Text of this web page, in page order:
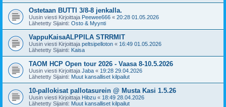
Ostetaan BUTTI 3/8-8 jenkalla.
Uusin viesti Kirjoittaja Peewee666 « 20:28 01.05.2026
Lähetetty Sijainti: Osto & Myynti
VappuKaisaALPPILA STRRMIT
Uusin viesti Kirjoittaja peltsipelloton « 16:49 01.05.2026
Lähetetty Sijainti: Kaisa
TAOM HCP Open tour 2026 - Vaasa 8-10.5.2026
Uusin viesti Kirjoittaja Jaba « 19:28 29.04.2026
Lähetetty Sijainti: Muut kansalliset kilpailut
10-pallokisat pallotasurein @ Musta Kasi 1.5.26
Uusin viesti Kirjoittaja Hibzu « 18:49 28.04.2026
Lähetetty Sijainti: Muut kansalliset kilpailut